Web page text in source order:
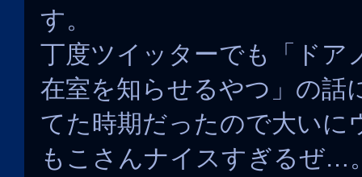
す。
丁度ツイッターでも「ドア
在室を知らせるやつ」の話
てた時期だったので大いに
もこさんナイスすぎるぜ…